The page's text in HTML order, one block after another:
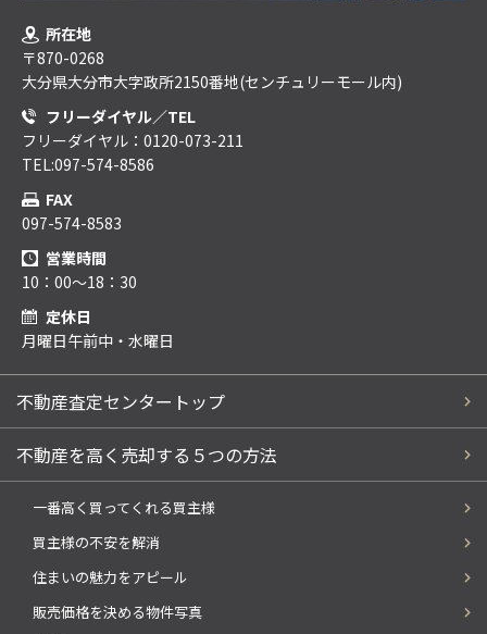
所在地
〒870-0268
大分県大分市大字政所2150番地(センチュリーモール内)
フリーダイヤル／TEL
フリーダイヤル：0120-073-211
TEL:097-574-8586
FAX
097-574-8583
営業時間
10：00～18：30
定休日
月曜日午前中・水曜日
不動産査定センタートップ
不動産を高く売却する５つの方法
一番高く買ってくれる買主様
買主様の不安を解消
住まいの魅力をアピール
販売価格を決める物件写真